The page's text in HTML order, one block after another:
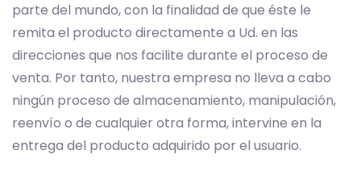
parte del mundo, con la finalidad de que éste le
remita el producto directamente a Ud. en las
direcciones que nos facilite durante el proceso de
venta. Por tanto, nuestra empresa no lleva a cabo
ningún proceso de almacenamiento, manipulación,
reenvío o de cualquier otra forma, intervine en la
entrega del producto adquirido por el usuario.